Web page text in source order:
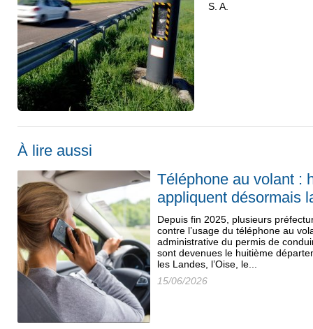
S. A.
À lire aussi
Téléphone au volant :
appliquent désormais
Depuis fin 2025, plusieurs
contre l’usage du téléphone au
administrative du permis de
sont devenues le huitième
les Landes, l’Oise, le...
15/06/2026